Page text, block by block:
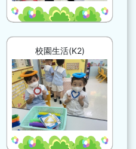
校園生活(K2)